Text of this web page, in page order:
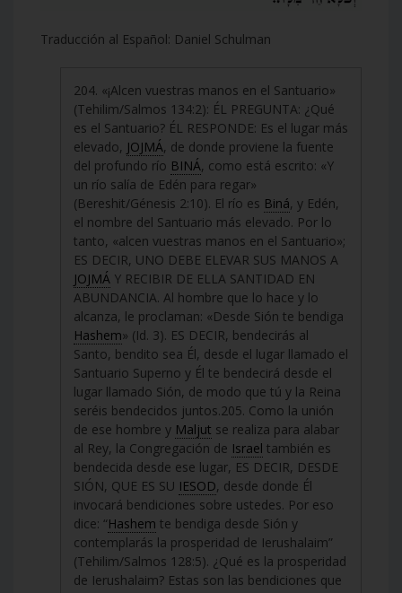
Traducción al Español: Daniel Schulman
204. «¡Alcen vuestras manos en el Santuario»
(Tehilim/Salmos 134:2): ÉL PREGUNTA: ¿Qué
es el Santuario? ÉL RESPONDE: Es el lugar más
elevado, JOJMÁ, de donde proviene la fuente
del profundo río BINÁ, como está escrito: «Y
un río salía de Edén para regar»
(Bereshit/Génesis 2:10). El río es Biná, y Edén,
el nombre del Santuario más elevado. Por lo
tanto, «alcen vuestras manos en el Santuario»;
ES DECIR, UNO DEBE ELEVAR SUS MANOS A
JOJMÁ Y RECIBIR DE ELLA SANTIDAD EN
ABUNDANCIA. Al hombre que lo hace y lo
alcanza, le proclaman: «Desde Sión te bendiga
Hashem» (Id. 3). ES DECIR, bendecirás al
Santo, bendito sea Él, desde el lugar llamado el
Santuario Superno y Él te bendecirá desde el
lugar llamado Sión, de modo que tú y la Reina
seréis bendecidos juntos.205. Como la unión
de ese hombre y Maljut se realiza para alabar
al Rey, la Congregación de Israel también es
bendecida desde ese lugar, ES DECIR, DESDE
SIÓN, QUE ES SU IESOD, desde donde Él
invocará bendiciones sobre ustedes. Por eso
dice: “Hashem te bendiga desde Sión y
contemplarás la prosperidad de Ierushalaim”
(Tehilim/Salmos 128:5). ¿Qué es la prosperidad
de Ierushalaim? Estas son las bendiciones que